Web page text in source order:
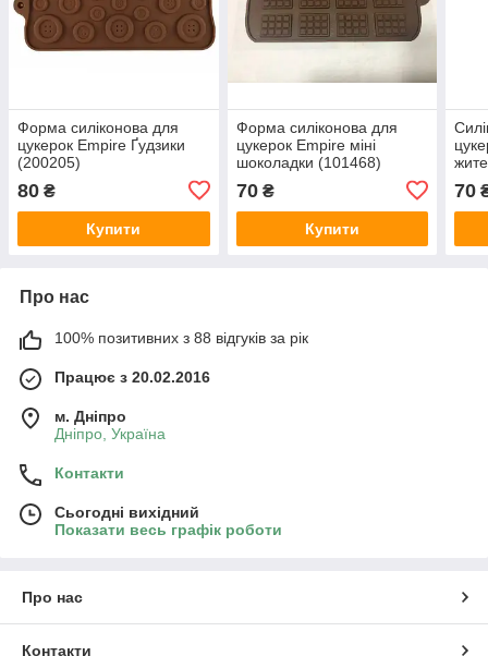
Форма силіконова для
цукерок Empire Ґудзики
(200205)
80 ₴
Купити
Форма силіконова для
цукерок Empire міні
шоколадки (101468)
70₴
Купити
70
Про нас
100% позитивних з 88 відгуків за рік
Працює з 20.02.2016
м. Дніпро
Дніпро, Україна
Контакти
Сьогодні вихідний
Показати весь графік роботи
Про нас
Контакти